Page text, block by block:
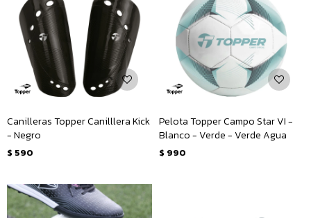
Canilleras Topper Canilllera Kick
- Negro
$ 590
Pelota Topper Campo Star VI -
Blanco - Verde - Verde Agua
$ 990